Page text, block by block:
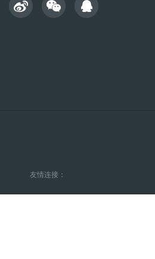
友情连接：